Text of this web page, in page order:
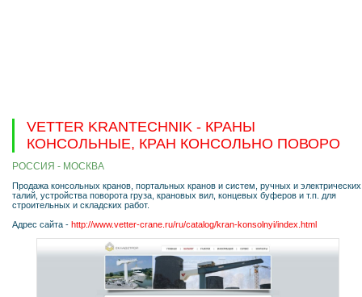
VETTER KRANTECHNIK - КРАНЫ
КОНСОЛЬНЫЕ, КРАН КОНСОЛЬНО ПОВОРО
РОССИЯ - МОСКВА
Продажа консольных кранов, портальных кранов и систем, ручных и электрических
талий, устройства поворота груза, крановых вил, концевых буферов и т.п. для
строительных и складских работ.
Адрес сайта - http://www.vetter-crane.ru/ru/catalog/kran-konsolnyi/index.html